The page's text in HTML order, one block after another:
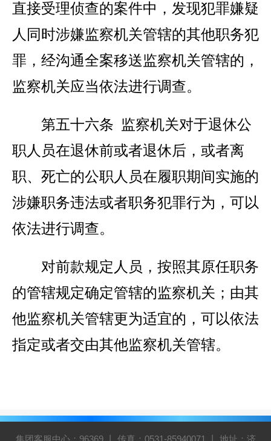
直接受理侦查的案件中，发现犯罪嫌疑
人同时涉嫌监察机关管辖的其他职务犯
罪，经沟通全案移送监察机关管辖的，
监察机关应当依法进行调查。
第五十六条 监察机关对于退休公
职人员在退休前或者退休后，或者离
职、死亡的公职人员在履职期间实施的
涉嫌职务违法或者职务犯罪行为，可以
依法进行调查。
对前款规定人员，按照其原任职务
的管辖规定确定管辖的监察机关；由其
他监察机关管辖更为适宜的，可以依法
指定或者交由其他监察机关管辖。
集团客服中心：96369 丨 传真：0531-85940071 丨 地址：济